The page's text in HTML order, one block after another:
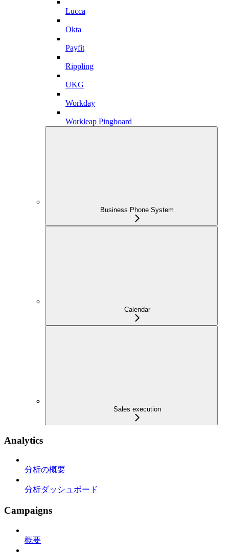
Lucca
Okta
Payfit
Rippling
UKG
Workday
Workleap Pingboard
Business Phone System
Calendar
Sales execution
Analytics
分析の概要
分析ダッシュボード
Campaigns
概要